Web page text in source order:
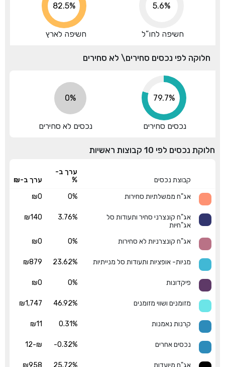
5.6%
חשיפה לחו”ל
91.3%
חשיפה לארץ
חלוקה לפי נכסים סחירים\ לא סחירים
88.2%
נכסים סחירים
0%
נכסים לא סחירים
חלוקת נכסים לפי 10 קבוצות ראשיות
קבוצת נכסים
ערך ב-
%
ערך ב-₪
אג"ח ממשלתיות סחירות
0%
₪0
אג"ח קונצרני סחיר ותעודות סל
אג"חיות
3.76%
₪140
אג"ח קונצרניות לא סחירות 0%
₪0
מניות- אופציות ותעודות סל מנייתיות 23.62%
₪879
פיקדונות 0%
₪0
מזומנים ושווי מזומנים 46.92%
₪1,747
קרנות נאמנות 0.31%
₪11
נכסים אחרים -0.32%
₪-12